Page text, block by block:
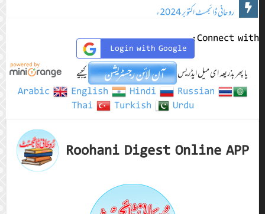
روحانی ڈائجسٹ اکتوبر 2024ء
Connect with:
Login with Google
یا پھر بذریعہ ای میل ایڈریس
کیجیے
Arabic
English Hindi
Russian
Thai
Turkish Urdu
Roohani Digest Online APP